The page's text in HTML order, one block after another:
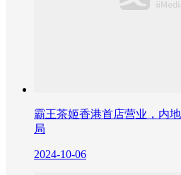
霸王茶姬香港首店营业，内
局
2024-10-06